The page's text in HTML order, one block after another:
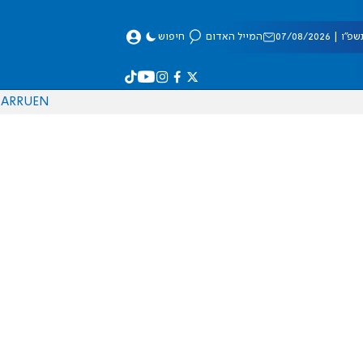
08/2026 המייל האדום חיפוש
EN
RU
AR